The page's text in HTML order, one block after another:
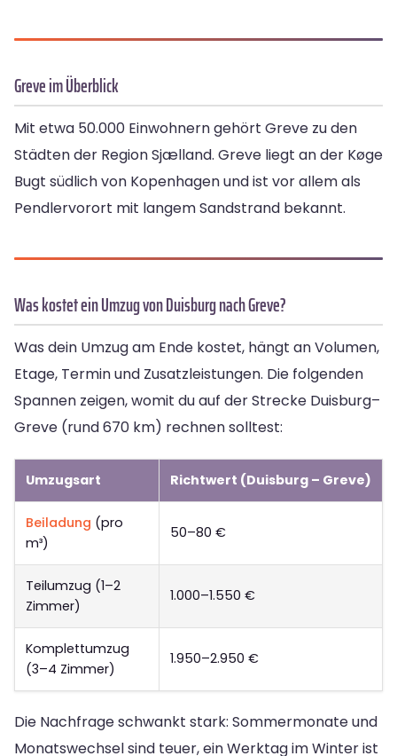
Greve im Überblick
Mit etwa 50.000 Einwohnern gehört Greve zu den
Städten der Region Sjælland. Greve liegt an der Køge
Bugt südlich von Kopenhagen und ist vor allem als
Pendlervorort mit langem Sandstrand bekannt.
Was kostet ein Umzug von Duisburg nach Greve?
Was dein Umzug am Ende kostet, hängt an Volumen,
Etage, Termin und Zusatzleistungen. Die folgenden
Spannen zeigen, womit du auf der Strecke Duisburg–
Greve (rund 670 km) rechnen solltest:
Umzugsart Richtwert (Duisburg – Greve)
Beiladung (pro
m³)
50–80 €
Teilumzug (1–2
Zimmer)
1.000–1.550 €
Komplettumzug
(3–4 Zimmer)
1.950–2.950 €
Die Nachfrage schwankt stark: Sommermonate und
Monatswechsel sind teuer, ein Werktag im Winter ist